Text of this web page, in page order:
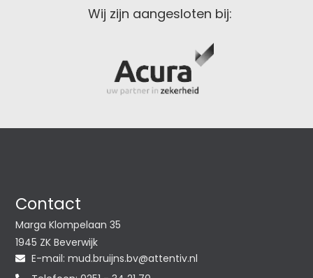
Wij zijn aangesloten bij:
Contact
Marga Klompelaan 35
1945 ZK Beverwijk
E-mail:
ln.vitnetta
@vb.snjiurb.dum